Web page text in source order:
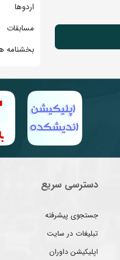
اردوها
مسابقات
بخشنامه
دسترسی سریع
جستجوی پیشرفته
تبلیغات در سایت
اپلیکیشن داوران